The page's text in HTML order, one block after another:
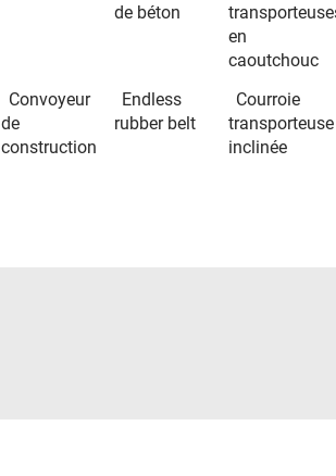
de béton
en
caoutchouc
Convoyeur
de
construction
Endless
rubber belt
Courroie
transporteuse
inclinée